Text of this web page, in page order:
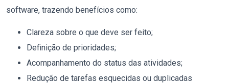
software, trazendo benefícios como:
Clareza sobre o que deve ser feito;
Definição de prioridades;
Acompanhamento do status das atividades;
Redução de tarefas esquecidas ou duplicadas